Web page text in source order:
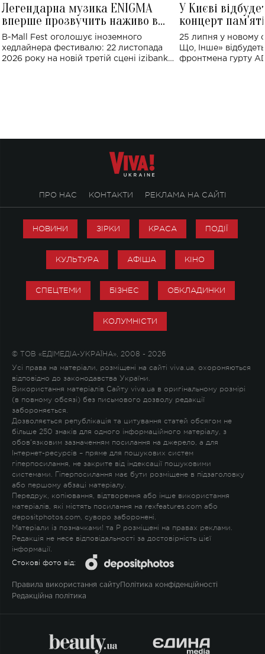
Легендарна музика ENIGMA
вперше прозвучить наживо в
Україні: де відбудеться концерт
B-Mall Fest оголошує іноземного
хедлайнера фестивалю: 22 листопада
2026 року на новій третій сцені izibank
У Києві
концерт
Клименка:
виконають
25 липня у новому
Що, Інше»
фронтмена гурту
ПРО НАС КОНТАКТИ РЕКЛАМА НА САЙТІ
НОВИНИ ЗІРКИ КРАСА ПОДІЇ
КУЛЬТУРА АФІША КІНО
СПЕЦТЕМИ БІЗНЕС ОБКЛАДИНКИ
КОЛУМНІСТИ
© ТОВ «ЕДІМЕДІА-УКРАЇНА», 2008 - 2026
Усі права на матеріали, розміщені на сайті viva.ua, охороняються
відповідно до законодавства України.
Використання матеріалів Сайту viva.ua в оригінальному розмірі
(в повному обсязі) без письмового дозволу редакції
забороняється.
Дозволяється републікація та цитування статей обсягом не
більше 250 знаків для одного інформаційного матеріалу, з
обов'язковим зазначенням посилання на джерело, а для
Інтернет-ресурсів – пряме для пошукових систем
гіперпосилання, не закрите від індексації пошуковими
системами. Гіперпосилання має бути розміщене в підзаголовку
або першому абзаці матеріалу.
Передрук, копіювання, відтворення або інше використання
матеріалів, які містять посилання на rexfeatures.com або
depositphotos.com, суворо заборонені.
Матеріали із позначками! та P розміщені на правах реклами.
Редакція не несе відповідальності за достовірність цієї
інформації.
Стокові фото від:
Правила використання сайту Політика конфіденційності
Редакційна політика